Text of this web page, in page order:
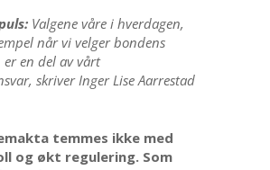
Valgene våre i hverdagen,
når vi velger bondens
er en del av vårt
skriver Inger Lise Aarrestad
temmes ikke med
og økt regulering. Som